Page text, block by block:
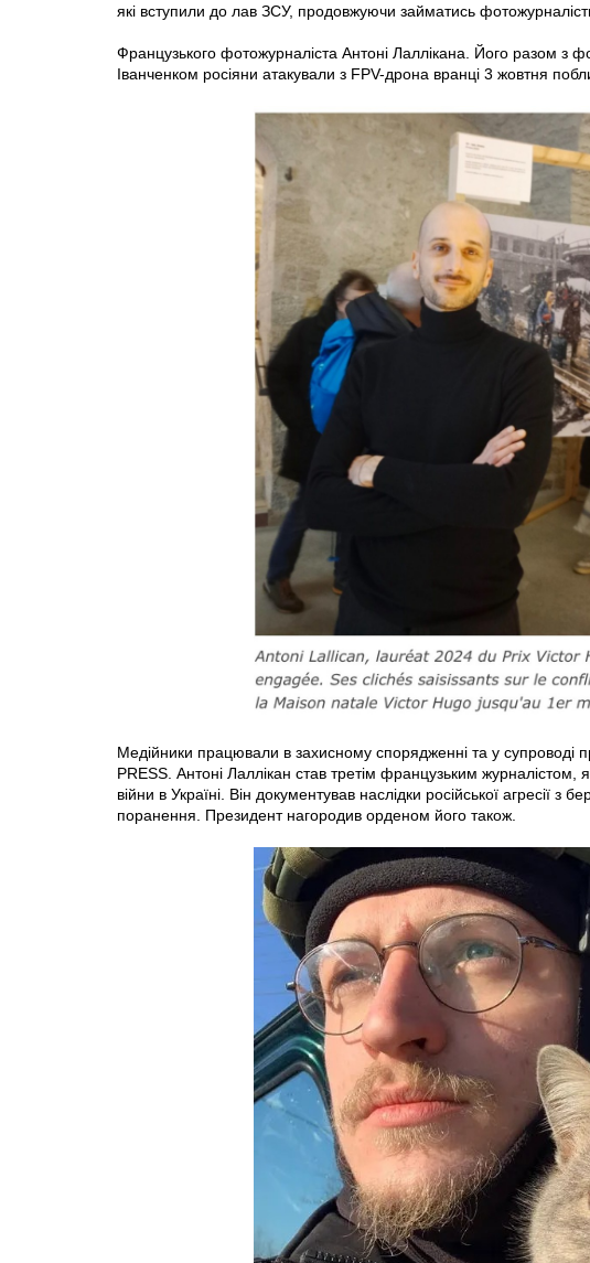
які вступили до лав ЗСУ, продовжуючи займатись
Французького фотожурналіста Антоні Лаллікана. Його разом з
Іванченком росіяни атакували з FPV-дрона вранці 3 жовтня
Медійники працювали в захисному спорядженні та у
PRESS. Антоні Лаллікан став третім французьким журналістом,
війни в Україні. Він документував наслідки російської агресії з
поранення. Президент нагородив орденом його також.